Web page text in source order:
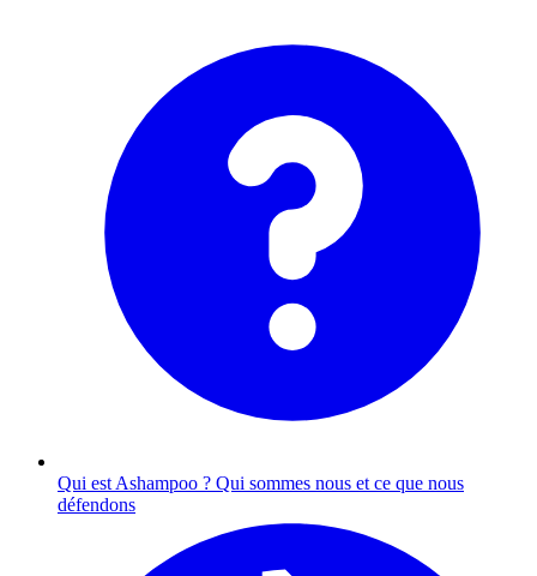
Qui est Ashampoo ? Qui sommes nous et ce que nous
défendons